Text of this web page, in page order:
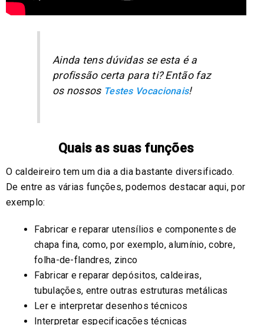
Ainda tens dúvidas se esta é a
profissão certa para ti? Então faz
os nossos Testes Vocacionais!
Quais as suas funções
O caldeireiro tem um dia a dia bastante diversificado.
De entre as várias funções, podemos destacar aqui, por
exemplo:
Fabricar e reparar utensílios e componentes de
chapa fina, como, por exemplo, alumínio, cobre,
folha-de-flandres, zinco
Fabricar e reparar depósitos, caldeiras,
tubulações, entre outras estruturas metálicas
Ler e interpretar desenhos técnicos
Interpretar especificações técnicas